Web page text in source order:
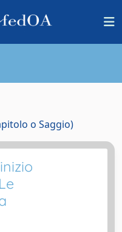
o Saggio)